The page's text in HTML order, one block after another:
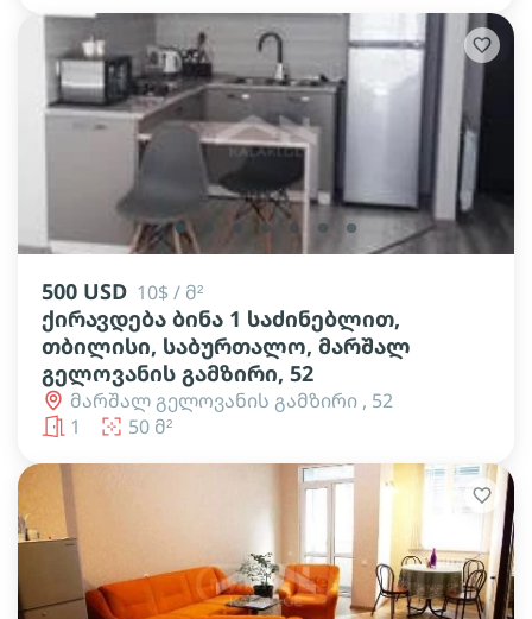
lens lens lens lens lens lens
500 USD 10$ / მ²
ქირავდება ბინა 1 საძინებლით,
თბილისი, საბურთალო, მარშალ
გელოვანის გამზირი, 52
მარშალ გელოვანის გამზირი , 52
1
50 მ²